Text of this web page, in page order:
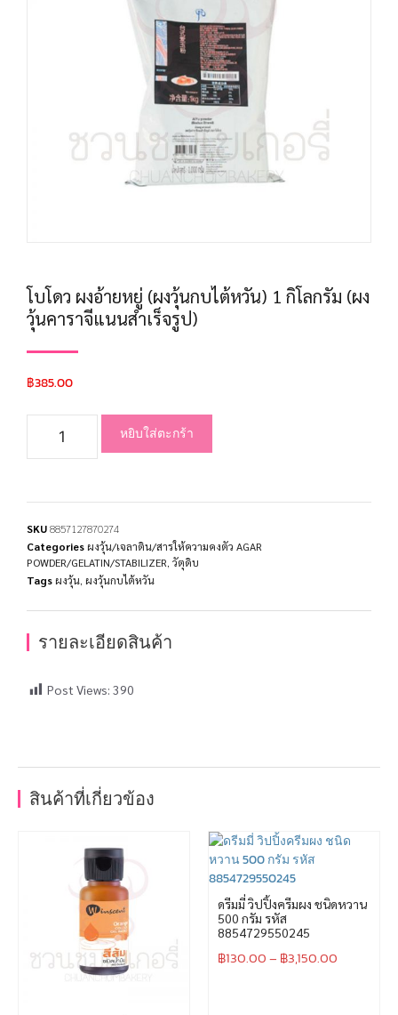
โบโดว ผงอ้ายหยู่ (ผงวุ้นกบไต้หวัน) 1 กิโลกรัม (ผง
วุ้นคาราจีแนนสำเร็จรูป)
฿385.00
หยิบใส่ตะกร้า
SKU8857127870274
Categories ผงวุ้น/เจลาติน/สารให้ความคงตัว AGAR
POWDER/GELATIN/STABILIZER วัตุดิบ
Tags ผงวุ้น ผงวุ้นกบไต้หวัน
รายละเอียดสินค้า
Post Views: 390
สินค้าที่เกี่ยวข้อง
ดรีมมี่ วิปปิ้งครีมผง ชนิดหวาน
500 กรัม รหัส
8854729550245
฿130.00– ฿3,150.00